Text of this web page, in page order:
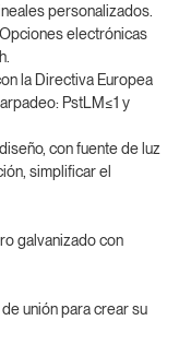
personalizados.
electrónicas
la Directiva Europea
PstLM≤1 y
con fuente de luz
simplificar el
galvanizado con
unión para crear su